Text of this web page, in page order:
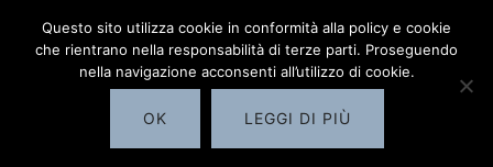
Passa
COMPRO
DIAMANTI
MILANO
MENU
Questo sito utilizza cookie in conformità alla policy e cookie
che rientrano nella responsabilità di terze parti. Proseguendo
nella navigazione acconsenti all’utilizzo di cookie.
OK LEGGI DI PIÙ